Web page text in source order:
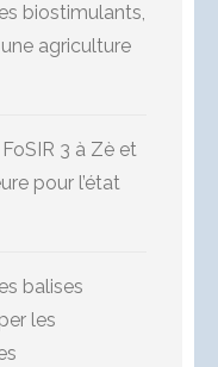
biostimulants,
agriculture
3 à Zè et
pour l’état
balises
les